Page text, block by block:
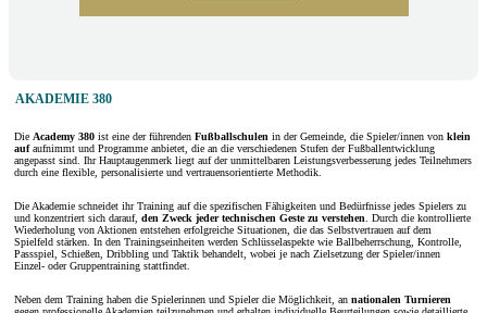
AKADEMIE 380
Die Academy 380 ist eine der führenden Fußballschulen in der Gemeinde, die Spieler/innen von klein
aufaufnimmt und Programme anbietet, die an die verschiedenen Stufen der Fußballentwicklung
angepasst sind. Ihr Hauptaugenmerk liegt auf der unmittelbaren Leistungsverbesserung jedes Teilnehmers
durch eine flexible, personalisierte und vertrauensorientierte Methodik.
Die Akademie schneidet ihr Training auf die spezifischen Fähigkeiten und Bedürfnisse jedes Spielers zu
und konzentriert sich darauf, den Zweck jeder technischen Geste zu verstehen . Durch die kontrollierte
Wiederholung von Aktionen entstehen erfolgreiche Situationen, die das Selbstvertrauen auf dem
Spielfeld stärken. In den Trainingseinheiten werden Schlüsselaspekte wie Ballbeherrschung, Kontrolle,
Passspiel, Schießen, Dribbling und Taktik behandelt, wobei je nach Zielsetzung der Spieler/innen
Einzel- oder Gruppentraining stattfindet.
Neben dem Training haben die Spielerinnen und Spieler die Möglichkeit, an nationalen Turnieren